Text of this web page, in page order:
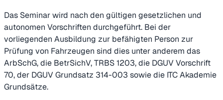
Das Seminar wird nach den gültigen gesetzlichen und
autonomen Vorschriften durchgeführt. Bei der
vorliegenden Ausbildung zur befähigten Person zur
Prüfung von Fahrzeugen sind dies unter anderem das
ArbSchG, die BetrSichV, TRBS 1203, die DGUV Vorschrift
70, der DGUV Grundsatz 314-003 sowie die ITC Akademie
Grundsätze.